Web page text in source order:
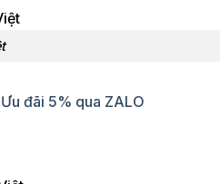
Ưu đãi 5% qua ZALO